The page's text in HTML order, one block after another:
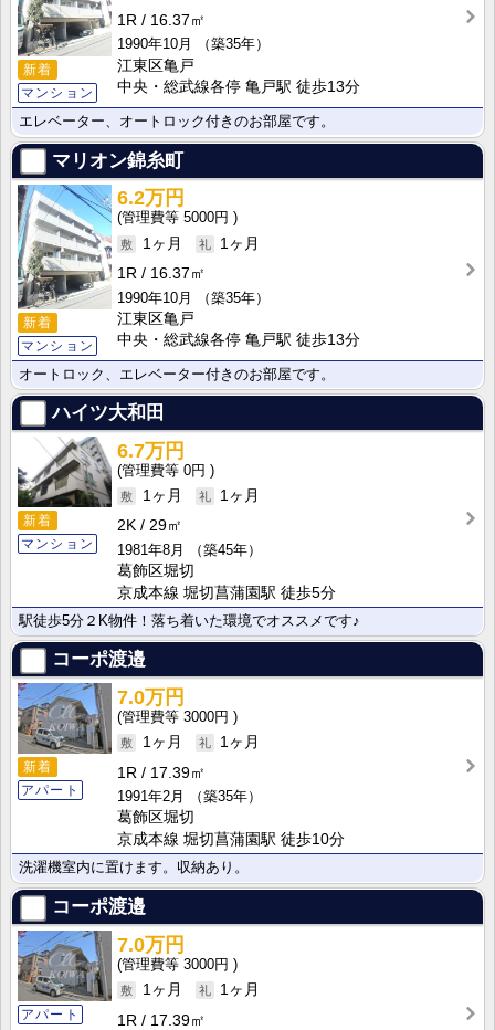
新着
マンション
1R
16.37㎡
1990年10月
（築35年）
江東区亀戸
中央・総武線各停 亀戸駅 徒歩13分
エレベーター、オートロック付きのお部屋です。
マリオン錦糸町
新着
マンション
6.2万円
5000円
1ヶ月
1ヶ月
1R
16.37㎡
1990年10月
（築35年）
江東区亀戸
中央・総武線各停 亀戸駅 徒歩13分
オートロック、エレベーター付きのお部屋です。
ハイツ大和田
新着
マンション
6.7万円
0円
1ヶ月
1ヶ月
2K
29㎡
1981年8月
（築45年）
葛飾区堀切
京成本線 堀切菖蒲園駅 徒歩5分
駅徒歩5分２K物件！落ち着いた環境でオススメです♪
コーポ渡邉
新着
アパート
7.0万円
3000円
1ヶ月
1ヶ月
1R
17.39㎡
1991年2月
（築35年）
葛飾区堀切
京成本線 堀切菖蒲園駅 徒歩10分
洗濯機室内に置けます。収納あり。
コーポ渡邉
アパート
7.0万円
3000円
1ヶ月
1ヶ月
1R
17.39㎡